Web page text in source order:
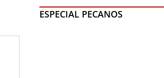
ESPECIAL PECANOS